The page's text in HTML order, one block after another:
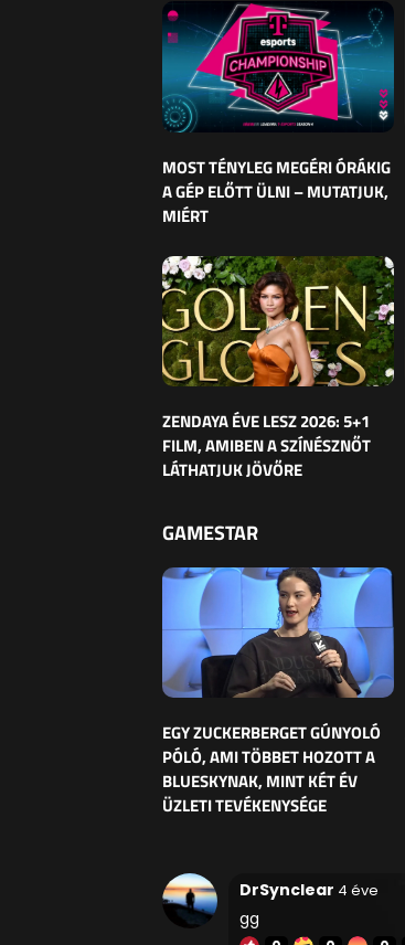
MOST TÉNYLEG MEGÉRI ÓRÁKIG
A GÉP ELŐTT ÜLNI – MUTATJUK,
MIÉRT
ZENDAYA ÉVE LESZ 2026: 5+1
FILM, AMIBEN A SZÍNÉSZNŐT
LÁTHATJUK JÖVŐRE
GAMESTAR
EGY ZUCKERBERGET GÚNYOLÓ
PÓLÓ, AMI TÖBBET HOZOTT A
BLUESKYNAK, MINT KÉT ÉV
ÜZLETI TEVÉKENYSÉGE
DrSynclear 4 éve
gg